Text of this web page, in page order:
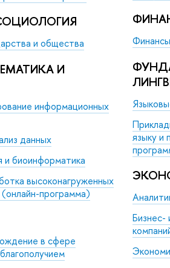
и общества
И
информационных
данных
и биоинформатика
высоконагруженных
программа)
в сфере
Финансы
языку и
Бизнес-